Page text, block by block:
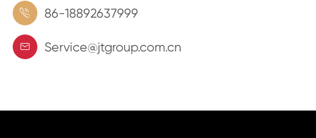
 86-18892637999
 Service@jtgroup.com.cn